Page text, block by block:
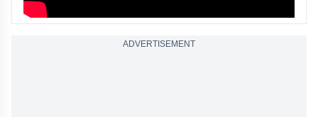
ADVERTISEMENT